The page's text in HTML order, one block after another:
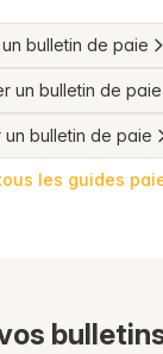
bulletin de paie
un bulletin de paie
un bulletin de paie
les guides